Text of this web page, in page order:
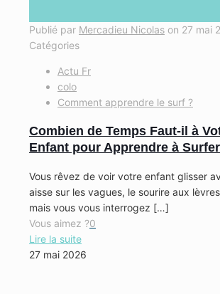
Publié par Mercadieu Nicolas on 27 mai
Catégories
Actu Fr
colo
Comment apprendre le surf ?
Combien de Temps Faut-il à
Enfant pour Apprendre à
Vous rêvez de voir votre enfant glisser
aisse sur les vagues, le sourire aux
mais vous vous interrogez […]
Vous aimez ?0
Lire la suite
27 mai 2026